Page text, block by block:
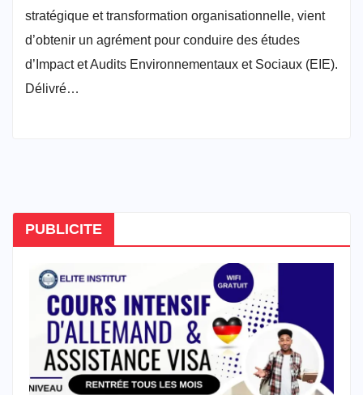
stratégique et transformation organisationnelle, vient
d’obtenir un agrément pour conduire des études
d’Impact et Audits Environnementaux et Sociaux (EIE).
Délivré…
PUBLICITE